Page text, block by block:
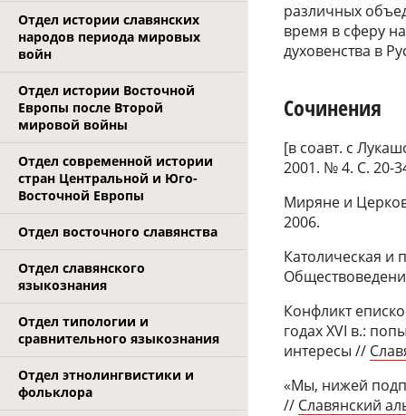
Отдел истории славянских
народов периода мировых
войн
Отдел истории Восточной
Европы после Второй
мировой войны
Отдел современной истории
стран Центральной и Юго-
Восточной Европы
Отдел восточного славянства
Отдел славянского
языкознания
Отдел типологии и
сравнительного языкознания
Отдел этнолингвистики и
фольклора
различных
время в сферу
духовенства в
Сочинения
[в соавт. с
2001. № 4. С. 20-
Миряне и
2006.
Католическая и
Конфликт
годах XVI в.:
интересы //
«Мы, нижей
// Славянский